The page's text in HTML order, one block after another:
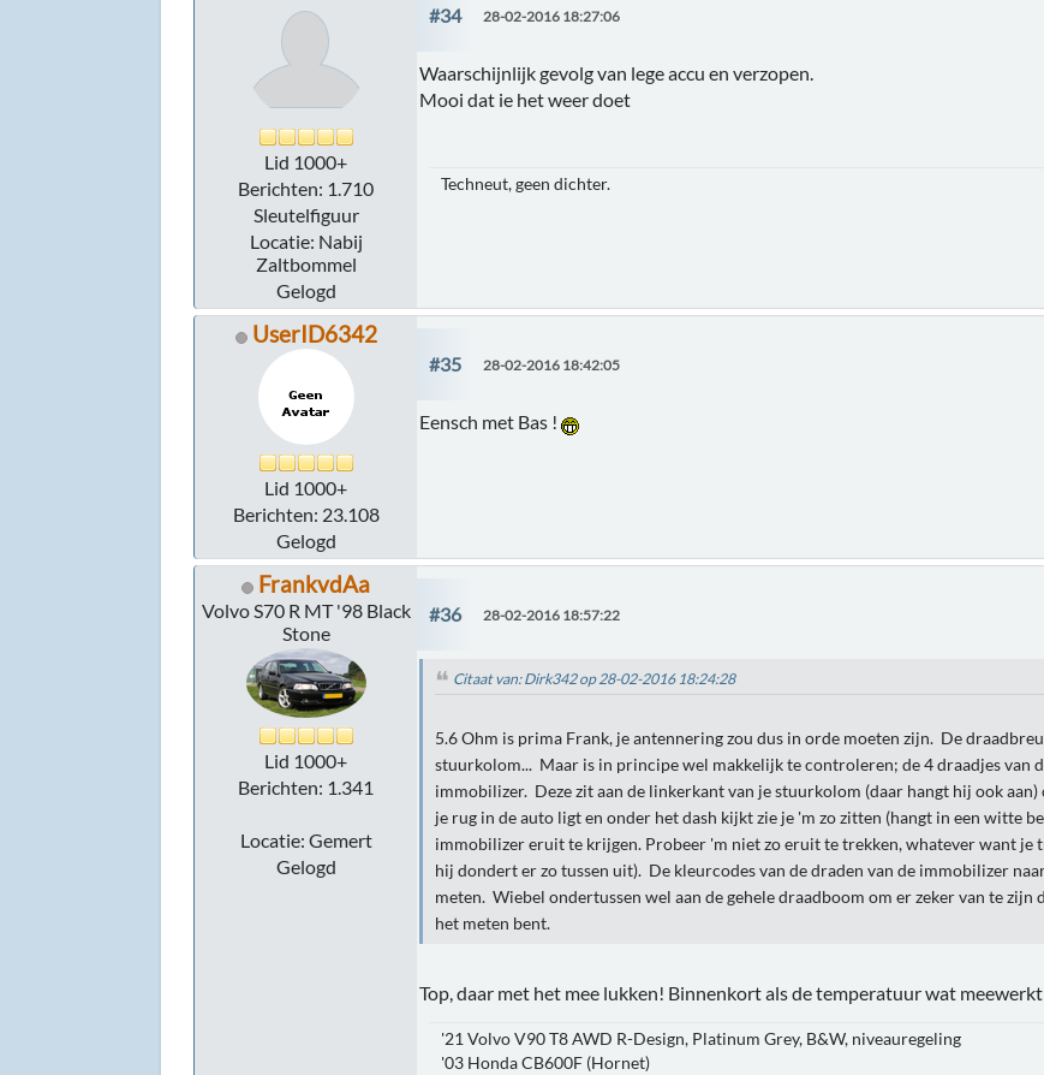
Lid 1000+
Berichten: 1.710
Sleutelfiguur
Locatie: Nabij
Zaltbommel
Gelogd
#34 28-02-2016 18:27:06
Waarschijnlijk gevolg van lege accu en verzopen.
Mooi dat ie het weer doet
Techneut, geen dichter.
UserID6342
Lid 1000+
Berichten: 23.108
Gelogd
#35 28-02-2016 18:42:05
Eensch met Bas !
FrankvdAa
Volvo S70 R MT '98 Black
Stone
Lid 1000+
Berichten: 1.341
Locatie: Gemert
Gelogd
#36 28-02-2016 18:57:22
Citaat van: Dirk342 op 28-02-2016 18:24:28
5.6 Ohm is prima Frank, je antennering zou dus in orde moeten zijn. De
stuurkolom... Maar is in principe wel makkelijk te controleren; de 4 draadjes van
immobilizer. Deze zit aan de linkerkant van je stuurkolom (daar hangt hij ook
je rug in de auto ligt en onder het dash kijkt zie je 'm zo zitten (hangt in een witte
immobilizer eruit te krijgen. Probeer 'm niet zo eruit te trekken, whatever want je
hij dondert er zo tussen uit). De kleurcodes van de draden van de immobilizer
meten. Wiebel ondertussen wel aan de gehele draadboom om er zeker van te zijn
het meten bent.
Top, daar met het mee lukken! Binnenkort als de temperatuur wat
'21 Volvo V90 T8 AWD R-Design, Platinum Grey, B&W, niveauregeling
'03 Honda CB600F (Hornet)